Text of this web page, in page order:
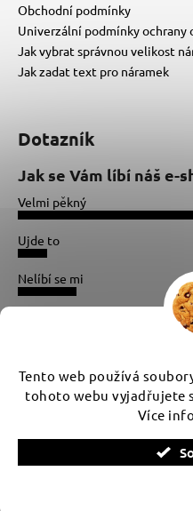
Tento web používá
tohoto webu vyjadřujete
Více
Obchodní podmínky
Univerzální podmínky ochrany
Jak vybrat správnou velikost
Jak zadat text pro náramek
Dotazník
Jak se Vám líbí náš e-
Velmi pěkný
Ujde to
Nelíbí se mi
Instagram
WUX.